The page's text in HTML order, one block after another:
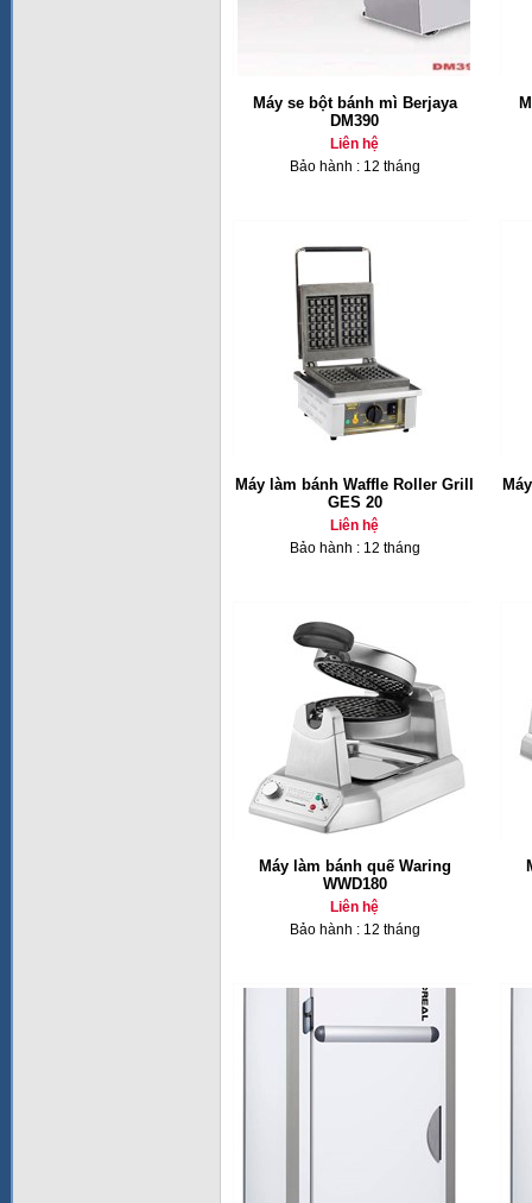
Máy se bột bánh mì Berjaya
DM390
Liên hệ
Bảo hành : 12 tháng
Máy làm bánh Waffle Roller Grill
GES 20
Liên hệ
Bảo hành : 12 tháng
Máy làm bánh quế Waring
WWD180
Liên hệ
Bảo hành : 12 tháng